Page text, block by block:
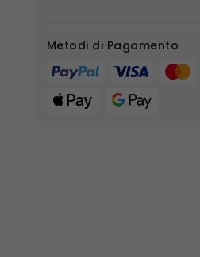
Metodi di Pagamento